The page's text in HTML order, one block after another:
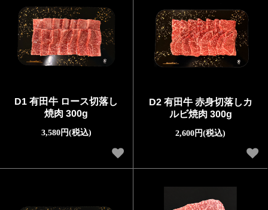
D1 有田牛 ロース切落し
焼肉 300g
3,580円(税込)
D2 有田牛 赤身切落しカ
ルビ焼肉 300g
2,600円(税込)